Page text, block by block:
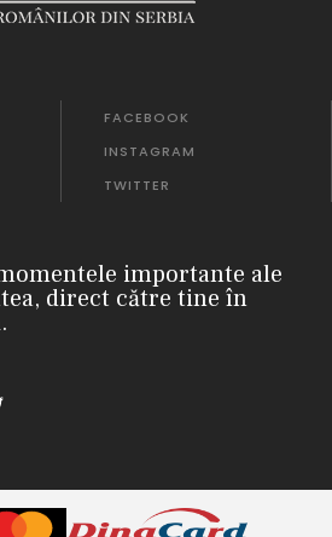
FACEBOOK
INSTAGRAM
TWITTER
importante ale
direct către tine în